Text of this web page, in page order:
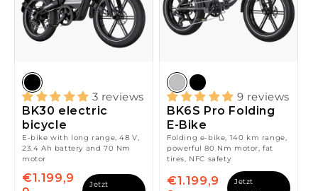
3 reviews
BK30 electric
bicycle
E-bike with long range, 48 V,
23.4 Ah battery and 70 Nm
motor
€1.199,9
Jetzt
9 reviews
BK6S Pro Folding
E-Bike
Folding e-bike, 140 km range,
powerful 80 Nm motor, fat
tires, NFC safety
€1.199,9
Jetzt